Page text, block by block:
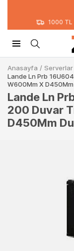
1000 TL
Anasayfa / Serverlar
Lande Ln Prb
W600Mm X
Lande Ln
200 Duvar
D450Mm